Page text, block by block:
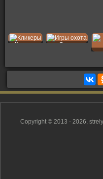
Кликеры
Охота
Copyright © 2013 - 2026,